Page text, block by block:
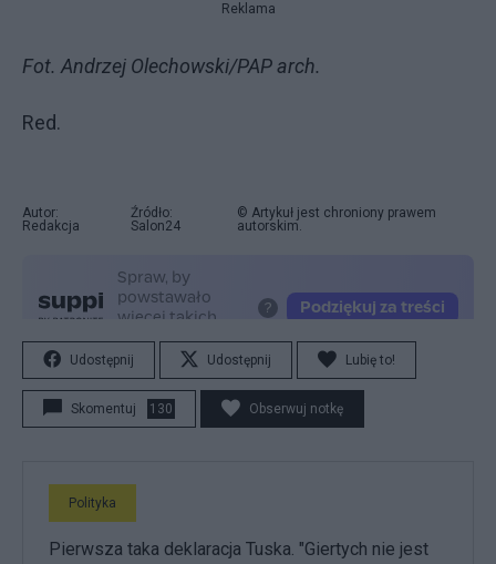
Reklama
Fot. Andrzej Olechowski/PAP arch.
Red.
Autor:
Redakcja
Źródło:
Salon24
© Artykuł jest chroniony prawem
autorskim.
Udostępnij Udostępnij Lubię to!
Skomentuj 130 Obserwuj notkę
Polityka
Pierwsza taka deklaracja Tuska. "Giertych nie jest